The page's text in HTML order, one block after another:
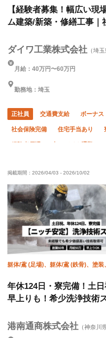
【経験者募集！幅広い現
ム建築/新築・修繕工事｜
ダイワ工業株式会社 （埼
月給：40万円〜60万円
勤務地：埼玉
正社員 交通費支給 ボーナス
社会保険完備 住宅手当あり
掲載期間： 2026/04/03 - 2026/10/02
躯体/鳶 (足場)、躯体/鳶 (鉄骨)、塗
年休124日・寮完備！土
早上りも！希少洗浄技術
港南通商株式会社 （神奈川